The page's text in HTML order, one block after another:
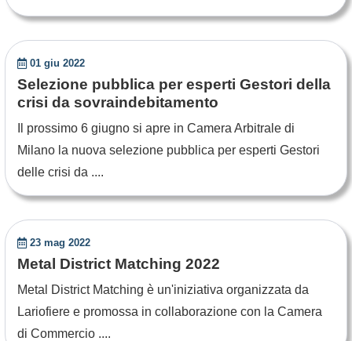
01 giu 2022
Selezione pubblica per esperti Gestori della
crisi da sovraindebitamento
Il prossimo 6 giugno si apre in Camera Arbitrale di
Milano la nuova selezione pubblica per esperti Gestori
delle crisi da ....
23 mag 2022
Metal District Matching 2022
Metal District Matching è un'iniziativa organizzata da
Lariofiere e promossa in collaborazione con la Camera
di Commercio ....